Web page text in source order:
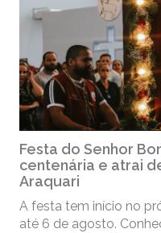
Festa do Senhor
centenária e atrai
Araquari
A festa tem início no
até 6 de agosto.